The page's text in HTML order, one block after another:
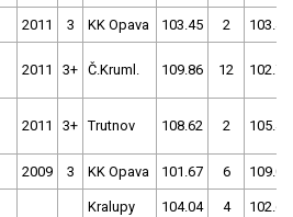
2011 3 KK Opava 103.45 2 103.44
2011 3+ Č.Kruml. 109.86 12 102.70
2011 3+ Trutnov 108.62 2 105.49
2009 3 KK Opava 101.67 6 109.05
Kralupy 104.04 4 102.66